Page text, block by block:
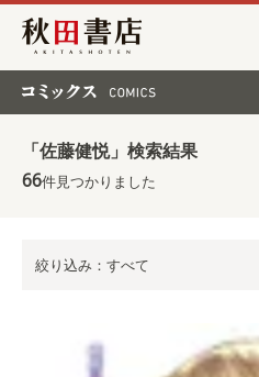
秋田書店
「佐藤健悦」検索結果
66件見つかりました
絞り込み：すべて